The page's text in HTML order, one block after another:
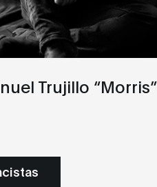
Trujillo “Morris”